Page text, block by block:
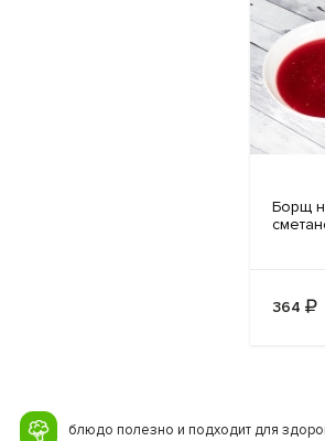
Боpщ
364
блюдо полезно и подходит для